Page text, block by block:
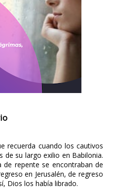
recuerda cuando los cautivos
de su largo exilio en Babilonia.
repente se encontraban de
en Jerusalén, de regreso
Dios los había librado.